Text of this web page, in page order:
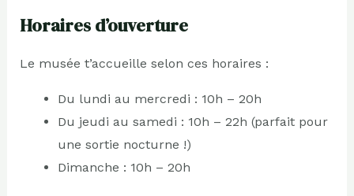
Horaires d’ouverture
Le musée t’accueille selon ces horaires :
Du lundi au mercredi : 10h – 20h
Du jeudi au samedi : 10h – 22h (parfait pour
une sortie nocturne !)
Dimanche : 10h – 20h